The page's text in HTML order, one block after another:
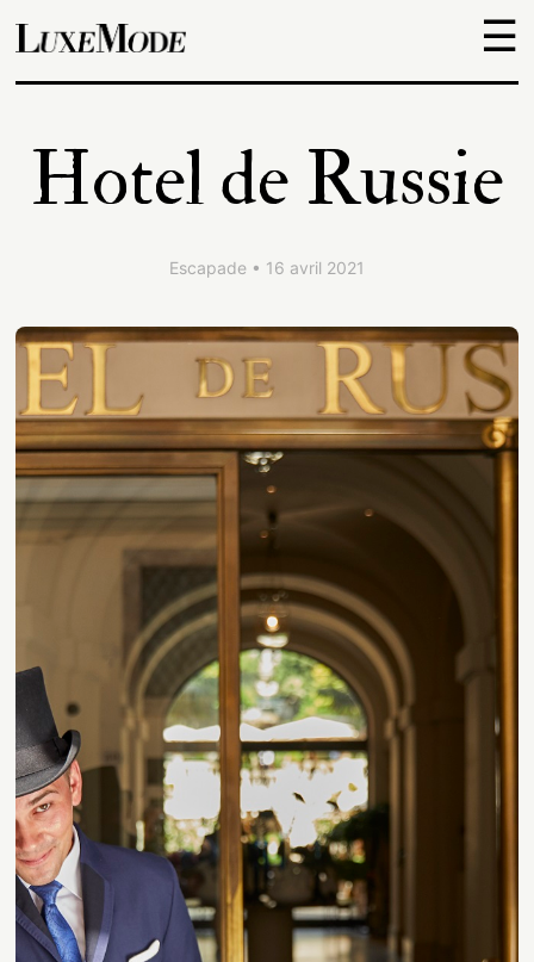
☰
Objets
Escapades
Découvertes
Adresses
À
propos
Contact
Hotel de Russie
Escapade • 16 avril 2021